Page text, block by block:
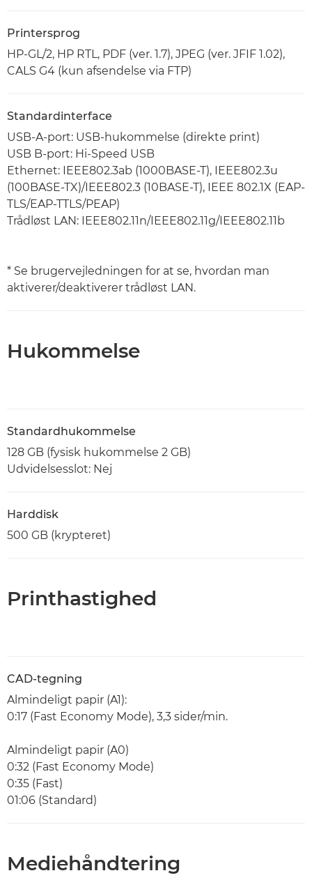
Printersprog
HP-GL/2, HP RTL, PDF (ver. 1.7), JPEG (ver. JFIF 1.02),
CALS G4 (kun afsendelse via FTP)
Standardinterface
USB-A-port: USB-hukommelse (direkte print)
USB B-port: Hi-Speed USB
Ethernet: IEEE802.3ab (1000BASE-T), IEEE802.3u
(100BASE-TX)/IEEE802.3 (10BASE-T), IEEE 802.1X (EAP-
TLS/EAP-TTLS/PEAP)
Trådløst LAN: IEEE802.11n/IEEE802.11g/IEEE802.11b
* Se brugervejledningen for at se, hvordan man
aktiverer/deaktiverer trådløst LAN.
Hukommelse
Standardhukommelse
128 GB (fysisk hukommelse 2 GB)
Udvidelsesslot: Nej
Harddisk
500 GB (krypteret)
Printhastighed
CAD-tegning
Almindeligt papir (A1):
0:17 (Fast Economy Mode), 3,3 sider/min.
Almindeligt papir (A0)
0:32 (Fast Economy Mode)
0:35 (Fast)
01:06 (Standard)
Mediehåndtering